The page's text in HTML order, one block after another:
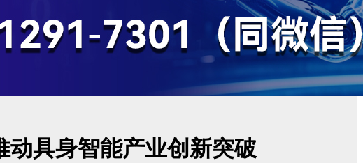
动具身智能产业创新突破